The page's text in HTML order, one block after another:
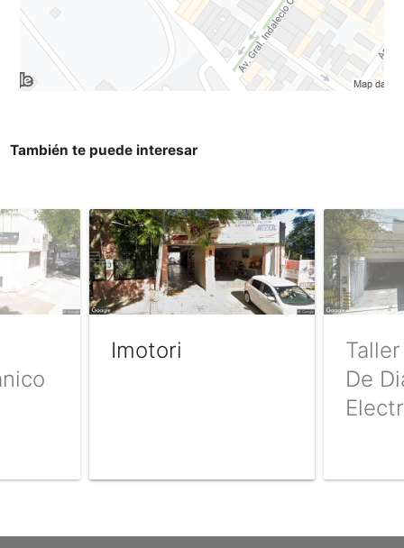
También te puede interesar
Imotori
De